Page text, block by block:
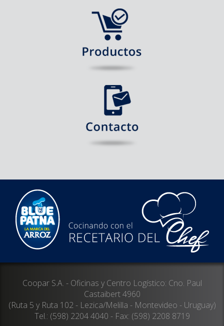
Coopar S.A. - Oficinas y Centro Logístico: Cno. Paul
Castaibert 4960
(Ruta 5 y Ruta 102 - Lezica/Melilla - Montevideo - Uruguay)
Tel.: (598) 2204 4040 - Fax: (598) 2208 8719